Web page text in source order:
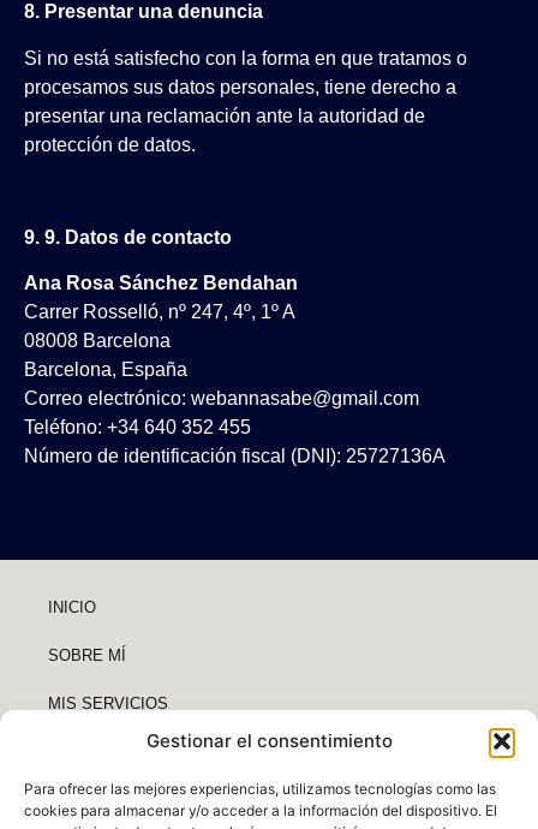
Gestionar el consentimiento
Para ofrecer las mejores experiencias, utilizamos tecnologías como las
cookies para almacenar y/o acceder a la información del dispositivo. El
8. Presentar una denuncia
Si no está satisfecho con la forma en que tratamos o
procesamos sus datos personales, tiene derecho a
presentar una reclamación ante la autoridad de
protección de datos.
9. 9. Datos de contacto
Ana Rosa Sánchez Bendahan
Carrer Rosselló, nº 247, 4º, 1º A
08008 Barcelona
Barcelona, España
Correo electrónico: webannasabe@gmail.com
Teléfono: +34 640 352 455
Número de identificación fiscal (DNI): 25727136A
INICIO
SOBRE MÍ
MIS SERVICIOS
COLABORACIONES
CONTACTO